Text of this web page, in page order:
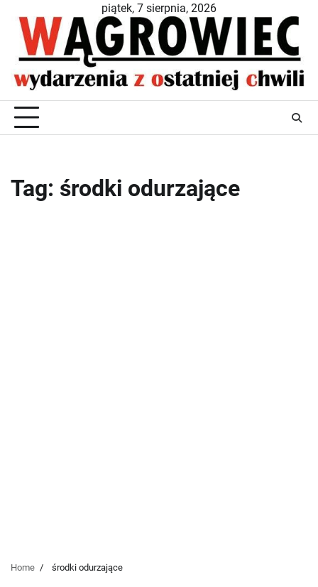
content
piątek, 7 sierpnia, 2026
Tag: środki odurzające
Home środki odurzające